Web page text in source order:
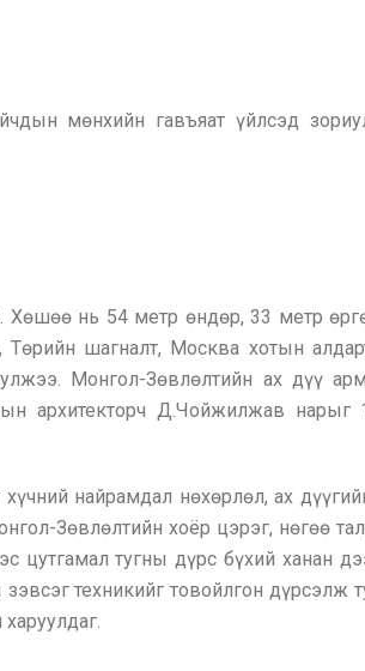
мөнхийн гавъяат үйлсэд
нь 54 метр өндөр, 33 метр
шагналт, Москва хотын
Монгол-Зөвлөлтийн ах дүү
архитекторч Д.Чойжилжав
найрамдал нөхөрлөл, ах
Зөвлөлтийн хоёр цэрэг, нөгөө
цутгамал тугны дүрс бүхий ханан
техникийг товойлгон дүрсэлж